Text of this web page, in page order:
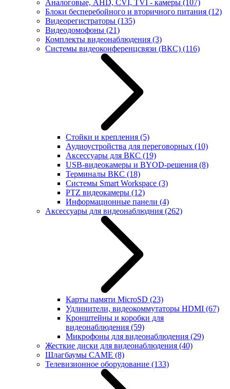
Аналоговые, AHD, CVI, TVI - камеры (107)
Блоки бесперебойного и вторичного питания (12)
Видеорегистраторы (135)
Видеодомофоны (21)
Комплекты видеонаблюдения (3)
Системы видеоконференцсвязи (ВКС) (116)
Стойки и крепления (5)
Аудиоустройства для переговорных (10)
Аксессуары для ВКС (19)
USB-видеокамеры и BYOD-решения (8)
Терминалы ВКС (18)
Системы Smart Workspace (3)
PTZ видеокамеры (12)
Информационные панели (4)
Аксессуары для видеонаблюдния (262)
Карты памяти MicroSD (23)
Удлинители, видеокоммутаторы HDMI (67)
Кронштейны и коробки для
видеонаблюдения (59)
Микрофоны для видеонаблюдения (29)
Жесткие диски для видеонаблюдения (40)
Шлагбаумы CAME (8)
Телевизионное оборудование (133)